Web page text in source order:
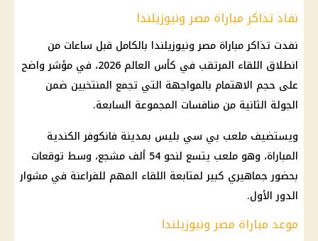
نفاد تذاكر مباراة مصر ونيوزيلندا
نفدت تذاكر مباراة مصر ونيوزيلندا بالكامل قبل ساعات من
انطلاق اللقاء المرتقب في كأس العالم 2026، في مؤشر واضح
على حجم الاهتمام بالمواجهة التي تجمع المنتخبين ضمن
الجولة الثانية من منافسات المجموعة السابعة.
ويستضيف ملعب بي سي بليس بمدينة فانكوفر الكندية
المباراة، وهو ملعب يتسع لنحو 54 ألف مشجع، وسط توقعات
بحضور جماهيري كبير لمتابعة اللقاء المهم للفراعنة في مشوار
الدور الأول.
موعد مباراة مصر ونيوزيلندا